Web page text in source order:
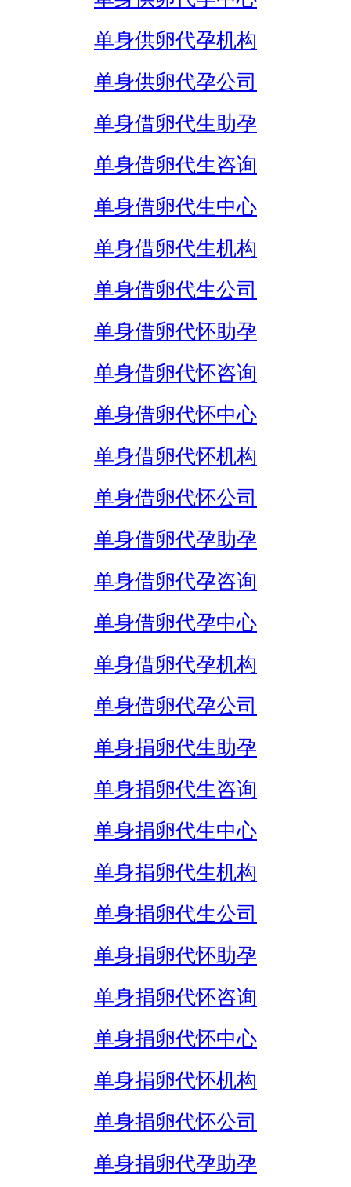
单身供卵代孕机构
单身供卵代孕公司
单身借卵代生助孕
单身借卵代生咨询
单身借卵代生中心
单身借卵代生机构
单身借卵代生公司
单身借卵代怀助孕
单身借卵代怀咨询
单身借卵代怀中心
单身借卵代怀机构
单身借卵代怀公司
单身借卵代孕助孕
单身借卵代孕咨询
单身借卵代孕中心
单身借卵代孕机构
单身借卵代孕公司
单身捐卵代生助孕
单身捐卵代生咨询
单身捐卵代生中心
单身捐卵代生机构
单身捐卵代生公司
单身捐卵代怀助孕
单身捐卵代怀咨询
单身捐卵代怀中心
单身捐卵代怀机构
单身捐卵代怀公司
单身捐卵代孕助孕